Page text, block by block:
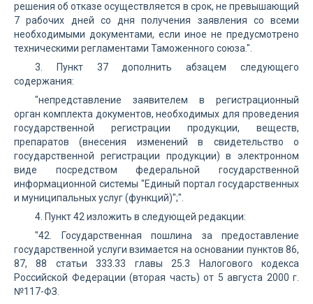
решения об отказе осуществляется в срок, не превышающий
7 рабочих дней со дня получения заявления со всеми
необходимыми документами, если иное не предусмотрено
техническими регламентами Таможенного союза.".
3. Пункт 37 дополнить абзацем следующего
содержания:
"непредставление заявителем в регистрационный
орган комплекта документов, необходимых для проведения
государственной регистрации продукции, веществ,
препаратов (внесения изменений в свидетельство о
государственной регистрации продукции) в электронном
виде посредством федеральной государственной
информационной системы "Единый портал государственных
и муниципальных услуг (функций)";".
4. Пункт 42 изложить в следующей редакции:
"42. Государственная пошлина за предоставление
государственной услуги взимается на основании пунктов 86,
87, 88 статьи 333.33 главы 25.3 Налогового кодекса
Российской Федерации (вторая часть) от 5 августа 2000 г.
№117-ФЗ.